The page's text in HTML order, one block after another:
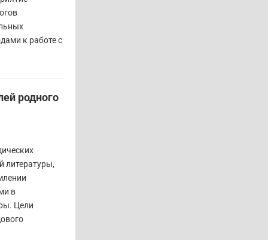
к работе с
родного
литературы,
в
Цели